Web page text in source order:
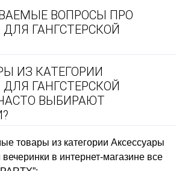
ВОПРОСЫ ПРО
ГАНГСТЕРСКОЙ
ИЗ КАТЕГОРИИ
ГАНГСТЕРСКОЙ
ВЫБИРАЮТ
товары из категории Аксессуары
вечеринки в интернет-магазине все